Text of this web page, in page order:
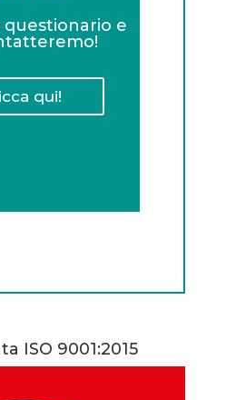
questionario e
qui!
ISO 9001:2015